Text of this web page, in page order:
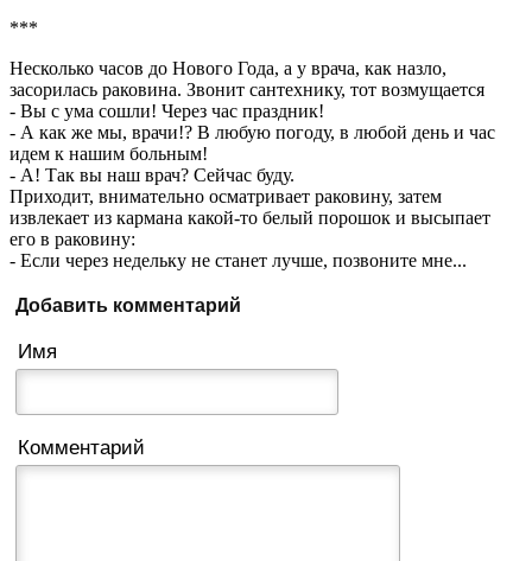
***
Несколько часов до Нового Года, а у врача, как назло,
засорилась раковина. Звонит сантехнику, тот возмущается
- Вы с ума сошли! Через час праздник!
- А как же мы, врачи!? В любую погоду, в любой день и час
идем к нашим больным!
- А! Так вы наш врач? Сейчас буду.
Приходит, внимательно осматривает раковину, затем
извлекает из кармана какой-то белый порошок и высыпает
его в раковину:
- Если через недельку не станет лучше, позвоните мне...
Добавить комментарий
Имя
Комментарий